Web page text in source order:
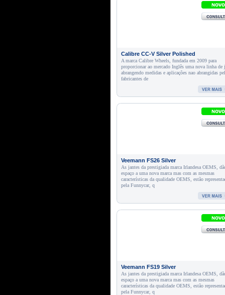
Calibre CC-V Silver Polished
A marca Calibre Wheels, fundada em 2009 para
proporcionar ao mercado Inglês uma nova linha de
abrangendo medidas e aplicações nao abrangidas
fabricantes de
Veemann FS26 Silver
As jantes da prestigiada marca Irlandesa OEMS,
espaço a uma nova marca mas com as mesmas
características da qualidade OEMS, estão
pela Funnycar, q
Veemann FS19 Silver
As jantes da prestigiada marca Irlandesa OEMS,
espaço a uma nova marca mas com as mesmas
características da qualidade OEMS, estão
pela Funnycar, q